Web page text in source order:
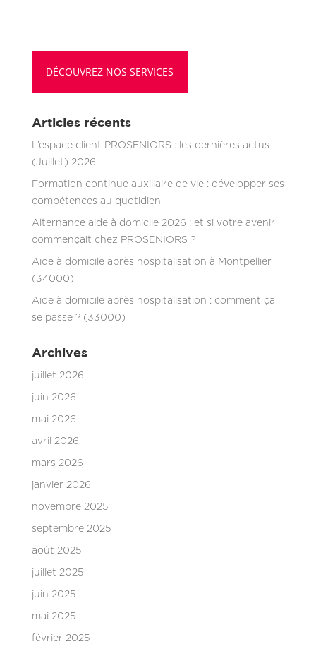
DÉCOUVREZ NOS SERVICES
Articles récents
L’espace client PROSENIORS : les dernières actus
(Juillet) 2026
Formation continue auxiliaire de vie : développer ses
compétences au quotidien
Alternance aide à domicile 2026 : et si votre avenir
commençait chez PROSENIORS ?
Aide à domicile après hospitalisation à Montpellier
(34000)
Aide à domicile après hospitalisation : comment ça
se passe ? (33000)
Archives
juillet 2026
juin 2026
mai 2026
avril 2026
mars 2026
janvier 2026
novembre 2025
septembre 2025
août 2025
juillet 2025
juin 2025
mai 2025
février 2025